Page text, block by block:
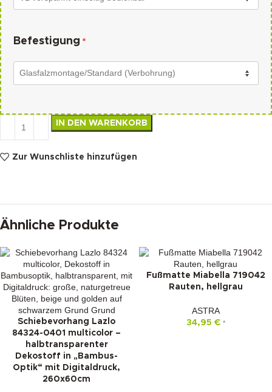
Befestigung *
IN DEN WARENKORB
Zur Wunschliste hinzufügen
Ähnliche Produkte
Schiebevorhang Lazlo
84324-0401 multicolor –
halbtransparenter
Dekostoff in „Bambus-
Optik“ mit Digitaldruck,
260x60cm
Fußmatte Miabella 719042
Rauten, hellgrau
ASTRA
34,95 € *